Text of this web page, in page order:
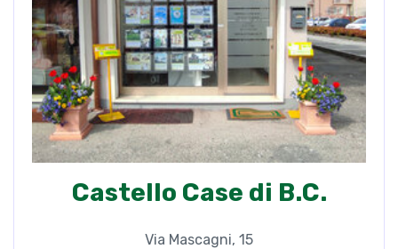
Castello Case di B.C.
Via Mascagni, 15